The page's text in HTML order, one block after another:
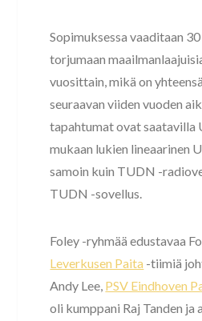
Sopimuksessa vaaditaan
torjumaan
vuosittain, mikä on
seuraavan viiden vuoden
tapahtumat ovat saatavilla
mukaan lukien lineaarinen
samoin kuin TUDN -
TUDN -sovellus.
Foley -ryhmää edustavaa
Leverkusen Paita -tiimiä
Andy Lee, PSV Eindhoven
oli kumppani Raj Tanden ja